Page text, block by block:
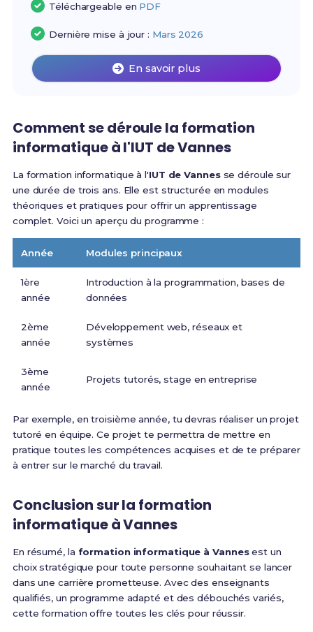
Téléchargeable en PDF
Dernière mise à jour : Mars 2026
En savoir plus
Comment se déroule la formation
informatique à l'IUT de Vannes
La formation informatique à l'IUT de Vannesse déroule sur
une durée de trois ans. Elle est structurée en modules
théoriques et pratiques pour offrir un apprentissage
complet. Voici un aperçu du programme :
Année Modules principaux
1ère
année
Introduction à la programmation, bases de
données
2ème
année
Développement web, réseaux et
systèmes
3ème
année
Projets tutorés, stage en entreprise
Par exemple, en troisième année, tu devras réaliser un projet
tutoré en équipe. Ce projet te permettra de mettre en
pratique toutes les compétences acquises et de te préparer
à entrer sur le marché du travail.
Conclusion sur la formation
informatique à Vannes
En résumé, la formation informatique à Vannesest un
choix stratégique pour toute personne souhaitant se lancer
dans une carrière prometteuse. Avec des enseignants
qualifiés, un programme adapté et des débouchés variés,
cette formation offre toutes les clés pour réussir.